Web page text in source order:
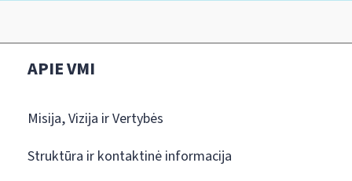
APIE VMI
Misija, Vizija ir Vertybės
Struktūra ir kontaktinė informacija